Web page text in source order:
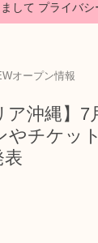
して プライバシ
オープン情報
ア沖縄】7
やチケッ
表